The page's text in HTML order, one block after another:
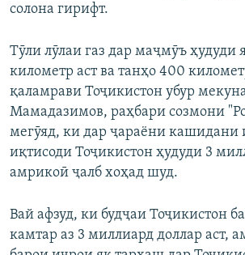
солона гирифт.
Тӯли лӯлаи газ дар маҷмӯъ ҳудуди
километр аст ва танҳо 400
қаламрави Тоҷикистон убур
Мамадазимов, раҳбари созмони
мегӯяд, ки дар ҷараёни кашидани
иқтисоди Тоҷикистон ҳудуди 3
амрикоӣ ҷалб хоҳад шуд.
Вай афзуд, ки будҷаи Тоҷикистон
камтар аз 3 миллиард доллар аст,